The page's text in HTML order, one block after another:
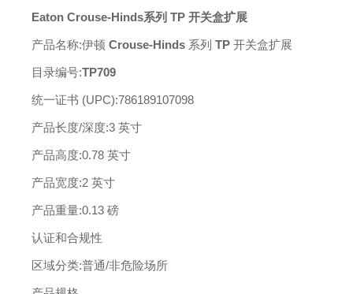
Eaton Crouse-Hinds系列 TP 开关盒扩展
产品名称:伊顿 Crouse-Hinds 系列 TP 开关盒扩展
目录编号:TP709
统一证书 (UPC):786189107098
产品长度/深度:3 英寸
产品高度:0.78 英寸
产品宽度:2 英寸
产品重量:0.13 磅
认证和合规性
区域分类:普通/非危险场所